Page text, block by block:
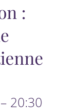
:
– 20:30